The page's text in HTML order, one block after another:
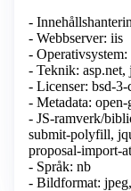
-
- Webbserver: iis
-
- Teknik: asp.net,
- Licenser: bsd-3-
- Metadata:
- JS-ramverk/
submit-polyfill,
proposal-import-
- Språk: nb
- Bildformat: